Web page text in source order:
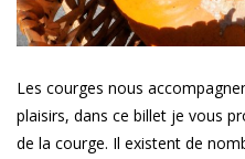
Les courges nous
plaisirs, dans ce billet je vous
de la courge. Il existent de